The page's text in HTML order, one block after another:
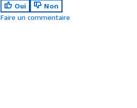
Oui
Non
Faire un commentaire